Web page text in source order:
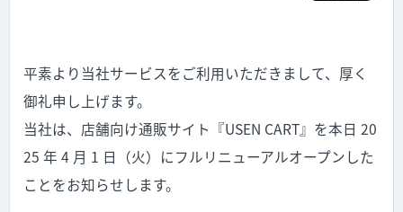
平素より当社サービスをご利用いただきまして、厚く
御礼申し上げます。
当社は、店舗向け通販サイト『USEN CART』を本日 20
25 年 4 月 1 日（火）にフルリニューアルオープンした
ことをお知らせします。